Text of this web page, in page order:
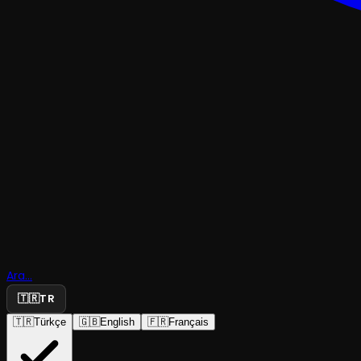
Ara...
🇹🇷TR
🇹🇷Türkçe 🇬🇧English 🇫🇷Français
Oyunun